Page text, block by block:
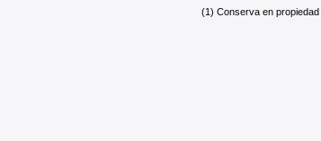
(1) Conserva en